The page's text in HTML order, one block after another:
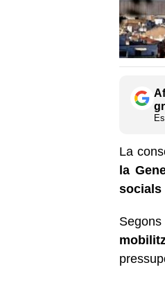
La
la
socials